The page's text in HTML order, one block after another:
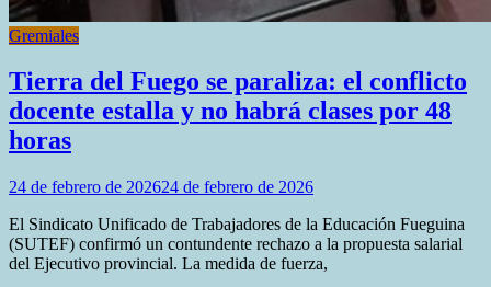
Gremiales
Tierra del Fuego se paraliza: el conflicto
docente estalla y no habrá clases por 48
horas
24 de febrero de 202624 de febrero de 2026
El Sindicato Unificado de Trabajadores de la Educación Fueguina
(SUTEF) confirmó un contundente rechazo a la propuesta salarial
del Ejecutivo provincial. La medida de fuerza,